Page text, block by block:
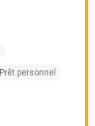
Prêt personnel